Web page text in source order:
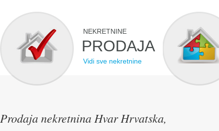
NEKRETNINE
PRODAJA
Vidi sve nekretnine
Prodaja nekretnina Hvar Hrvatska,